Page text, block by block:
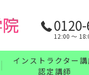
12:00 〜
インストラクター講
認定講師